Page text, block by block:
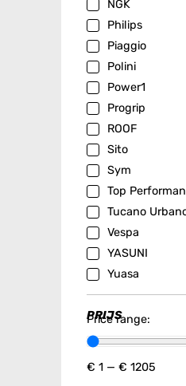
NGK
Philips
Piaggio
Polini
Power1
Progrip
ROOF
Sito
Sym
Top
Tucano
Vespa
YASUNI
Yuasa
PRIJS
Price range:
€ 1 — € 1205